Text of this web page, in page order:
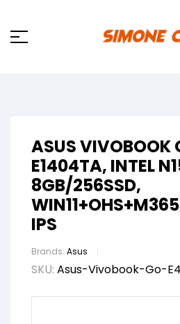
ASUS VIVOBOOK
E1404TA, INTEL
8GB/256SSD,
IPS
Brands: Asus
SKU: Asus-Vivobook-Go-